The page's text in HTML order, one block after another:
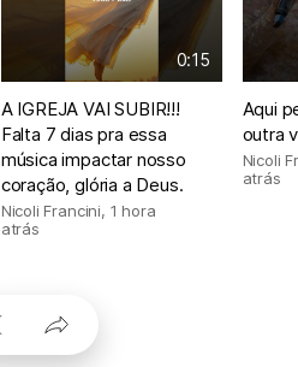
0:15
A IGREJA VAI SUBIR!!!
Falta 7 dias pra essa
música impactar nosso
coração, glória a Deus.
Nicoli Francini, 1 hora
atrás
Aqui
outra
Nicoli
atrás